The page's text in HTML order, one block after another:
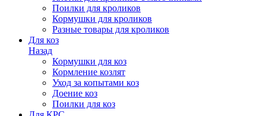
Поилки для кроликов
Кормушки для кроликов
Разные товары для кроликов
Для коз
Назад
Кормушки для коз
Кормление козлят
Уход за копытами коз
Доение коз
Поилки для коз